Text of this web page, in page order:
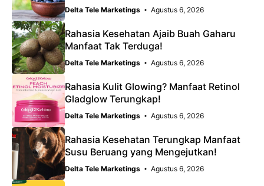
Delta Tele Marketings Agustus 6, 2026
Rahasia Kesehatan Ajaib Buah Gaharu
Manfaat Tak Terduga!
Delta Tele Marketings Agustus 6, 2026
Rahasia Kulit Glowing? Manfaat Retinol
Gladglow Terungkap!
Delta Tele Marketings Agustus 6, 2026
Rahasia Kesehatan Terungkap Manfaat
Susu Beruang yang Mengejutkan!
Delta Tele Marketings Agustus 6, 2026